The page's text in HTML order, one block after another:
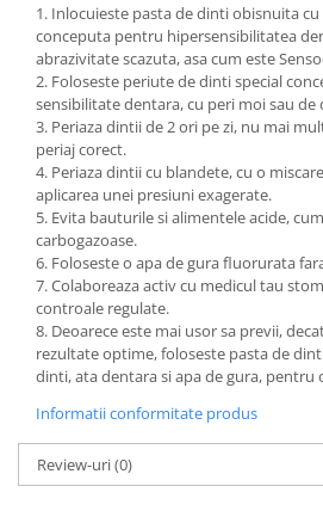
1. Inlocuieste pasta de dinti obisnuita cu
conceputa pentru hipersensibilitatea
abrazivitate scazuta, asa cum este
2. Foloseste periute de dinti special
sensibilitate dentara, cu peri moi sau
3. Periaza dintii de 2 ori pe zi, nu mai
periaj corect.
4. Periaza dintii cu blandete, cu o
aplicarea unei presiuni exagerate.
5. Evita bauturile si alimentele acide,
carbogazoase.
6. Foloseste o apa de gura fluorurata
7. Colaboreaza activ cu medicul tau
controale regulate.
8. Deoarece este mai usor sa previi,
rezultate optime, foloseste pasta de
dinti, ata dentara si apa de gura, pentru
Informatii conformitate produs
Review-uri(0)